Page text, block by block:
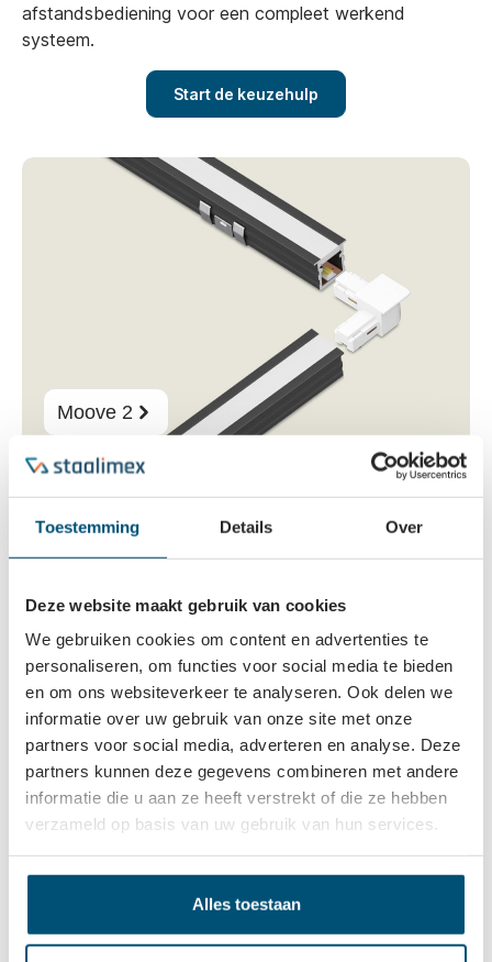
Toestemming Details Over
Deze website maakt gebruik van cookies
We gebruiken cookies om content en advertenties te
personaliseren, om functies voor social media te bieden
en om ons websiteverkeer te analyseren. Ook delen we
informatie over uw gebruik van onze site met onze
partners voor social media, adverteren en analyse. Deze
partners kunnen deze gegevens combineren met andere
informatie die u aan ze heeft verstrekt of die ze hebben
verzameld op basis van uw gebruik van hun services.
Alles toestaan
afstandsbediening voor een compleet werkend
systeem.
Start de keuzehulp
Moove 2
De Moove 2 is een strak infreesprofiel waarmee je
eenvoudig zelf LED profielverlichting op maat maakt.
ontstaat. Dankzij de voorgemonteerde LED strip en de
iedere gewenste lengte. Via de keuzehulp stel je stap
voor stap een compleet systeem samen.
Start de keuzehulp
Veelgestelde vragen
+ Wat is een